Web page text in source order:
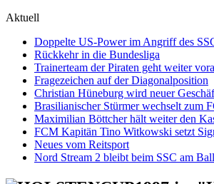
Aktuell
Doppelte US-Power im Angriff des
Rückkehr in die Bundesliga
Trainerteam der Piraten geht weiter
Fragezeichen auf der Diagonalposition
Christian Hüneburg wird neuer
Brasilianischer Stürmer wechselt zum
Maximilian Böttcher hält weiter den
FCM Kapitän Tino Witkowski setzt
Neues vom Reitsport
Nord Stream 2 bleibt beim SSC am Ball